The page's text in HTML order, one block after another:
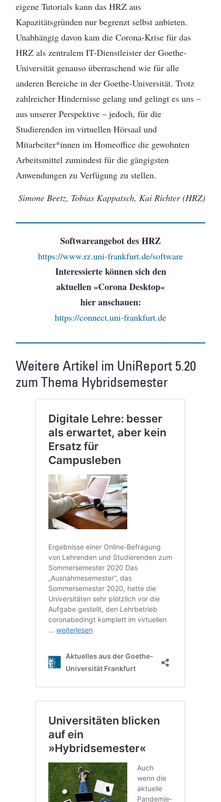
eigene Tutorials kann das HRZ aus
Kapazitätsgründen nur begrenzt selbst anbieten.
Unabhängig davon kam die Corona-Krise für das
HRZ als zentralem IT-Dienstleister der Goethe-
Universität genauso überraschend wie für alle
anderen Bereiche in der Goethe-Universität. Trotz
zahlreicher Hindernisse gelang und gelingt es uns –
aus unserer Perspektive – jedoch, für die
Studierenden im virtuellen Hörsaal und
Mitarbeiter*innen im Homeoffice die gewohnten
Arbeitsmittel zumindest für die gängigsten
Anwendungen zu Verfügung zu stellen.
Simone Beetz, Tobias Kappatsch, Kai Richter (HRZ)
Softwareangebot des HRZ
https://www.rz.uni-frankfurt.de/software
Interessierte können sich den
aktuellen »Corona Desktop«
hier anschauen:
https://connect.uni-frankfurt.de
Weitere Artikel im UniReport 5.20
zum Thema Hybridsemester